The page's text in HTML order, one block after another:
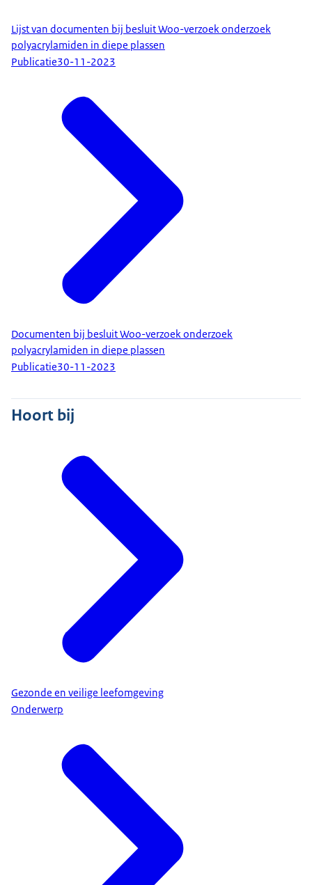
Lijst van documenten bij besluit Woo-verzoek onderzoek
polyacrylamiden in diepe plassen
Publicatie30-11-2023
Documenten bij besluit Woo-verzoek onderzoek
polyacrylamiden in diepe plassen
Publicatie30-11-2023
Hoort bij
Gezonde en veilige leefomgeving
Onderwerp